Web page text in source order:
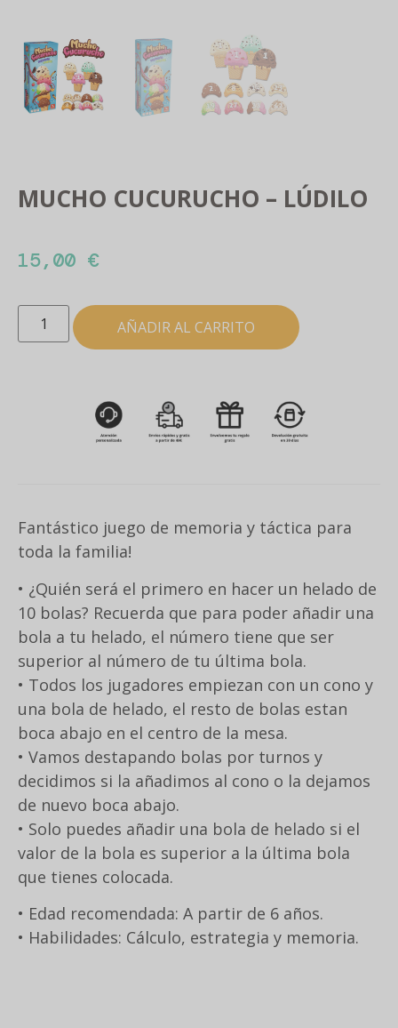
MUCHO CUCURUCHO – LÚDILO
15,00 €
AÑADIR AL CARRITO
Fantástico juego de memoria y táctica para
toda la familia!
• ¿Quién será el primero en hacer un helado de
10 bolas? Recuerda que para poder añadir una
bola a tu helado, el número tiene que ser
superior al número de tu última bola.
• Todos los jugadores empiezan con un cono y
una bola de helado, el resto de bolas estan
boca abajo en el centro de la mesa.
• Vamos destapando bolas por turnos y
decidimos si la añadimos al cono o la dejamos
de nuevo boca abajo.
• Solo puedes añadir una bola de helado si el
valor de la bola es superior a la última bola
que tienes colocada.
• Edad recomendada: A partir de 6 años.
• Habilidades: Cálculo, estrategia y memoria.